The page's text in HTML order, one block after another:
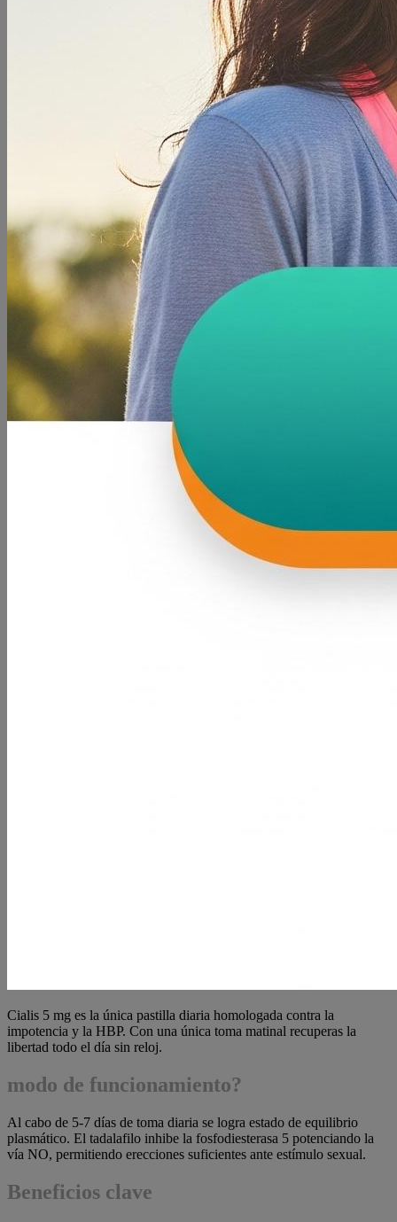
Cialis 5 mg es la única pastilla diaria homologada contra la
impotencia y la HBP. Con una única toma matinal recuperas la
libertad todo el día sin reloj.
modo de funcionamiento?
Al cabo de 5-7 días de toma diaria se logra estado de equilibrio
plasmático. El tadalafilo inhibe la fosfodiesterasa 5 potenciando la
vía NO, permitiendo erecciones suficientes ante estímulo sexual.
Beneficios clave